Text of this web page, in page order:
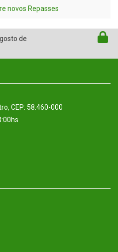
novos Repasses
de
CEP: 58.460-000